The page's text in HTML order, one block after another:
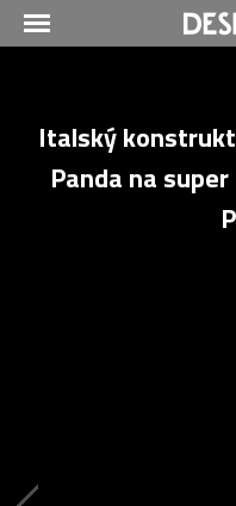
Italský
Panda na